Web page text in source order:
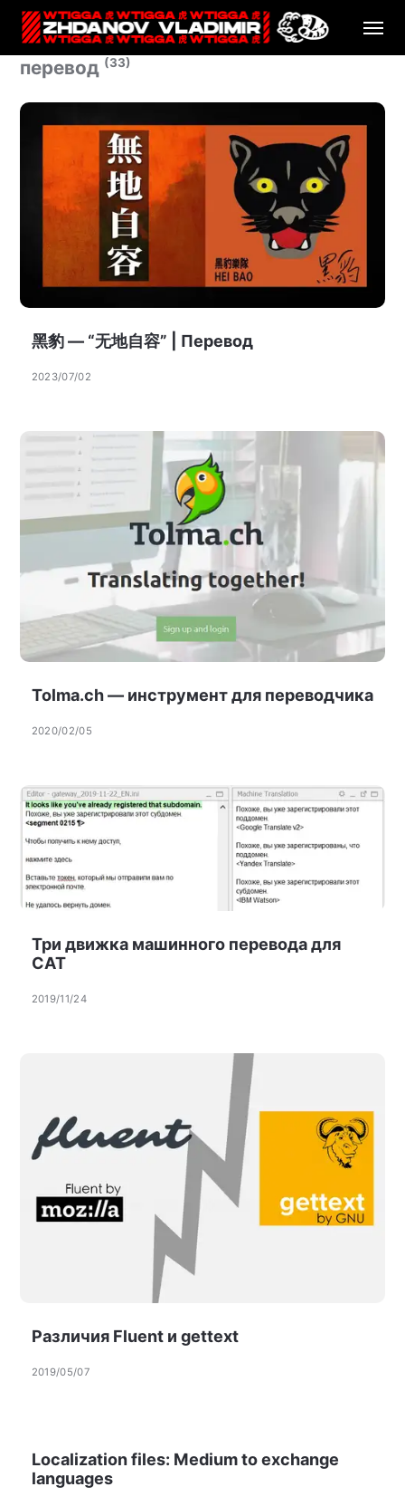
перевод (33)
黑豹 — “无地自容” | Перевод
2023/07/02
Tolma.ch — инструмент для переводчика
2020/02/05
Три движка машинного перевода для
CAT
2019/11/24
Различия Fluent и gettext
2019/05/07
Localization files: Medium to exchange
languages